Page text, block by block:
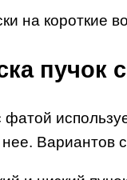
на короткие
пучок